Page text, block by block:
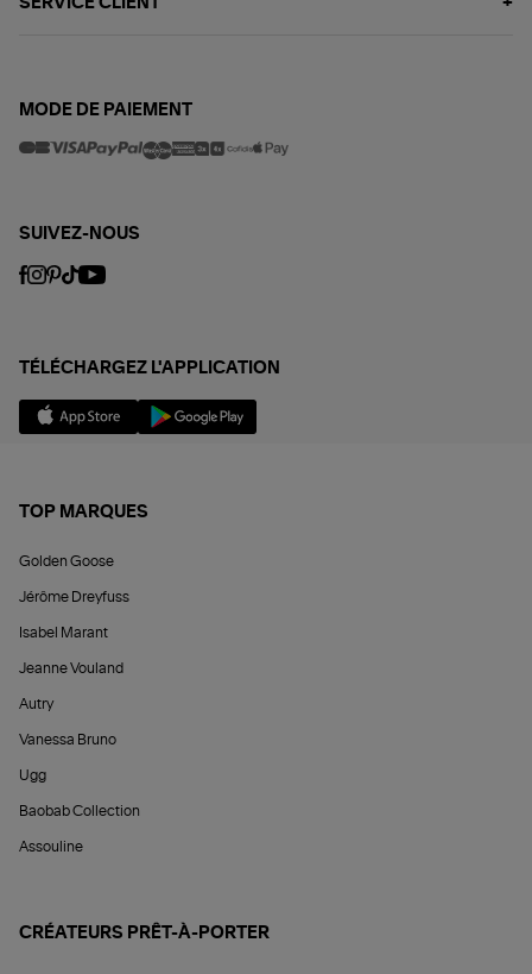
SERVICE CLIENT
MODE DE PAIEMENT
SUIVEZ-NOUS
TÉLÉCHARGEZ L'APPLICATION
TOP MARQUES
Golden Goose
Jérôme Dreyfuss
Isabel Marant
Jeanne Vouland
Autry
Vanessa Bruno
Ugg
Baobab Collection
Assouline
CRÉATEURS PRÊT-À-PORTER